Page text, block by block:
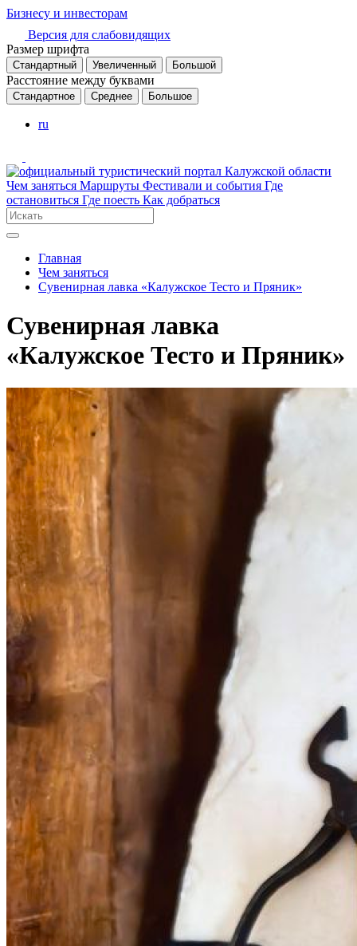
Бизнесу и инвесторам
Версия для слабовидящих
Размер шрифта
Стандартный Увеличенный Большой
Расстояние между буквами
Стандартное Среднее Большое
ru
Чем заняться Маршруты Фестивали и события Где
остановиться Где поесть Как добраться
Главная
Чем заняться
Сувенирная лавка «Калужское Тесто и Пряник»
Сувенирная лавка
«Калужское Тесто и Пряник»